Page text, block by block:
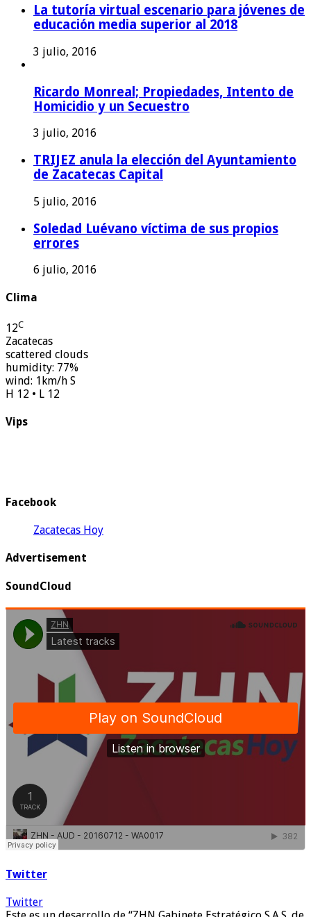
La tutoría virtual escenario para jóvenes de
educación media superior al 2018
3 julio, 2016
Ricardo Monreal; Propiedades, Intento de
Homicidio y un Secuestro
3 julio, 2016
TRIJEZ anula la elección del Ayuntamiento
de Zacatecas Capital
5 julio, 2016
Soledad Luévano víctima de sus propios
errores
6 julio, 2016
Clima
12C
Zacatecas
scattered clouds
humidity: 77%
wind: 1km/h S
H 12 • L 12
Vips
Facebook
Zacatecas Hoy
Advertisement
SoundCloud
Twitter
Twitter